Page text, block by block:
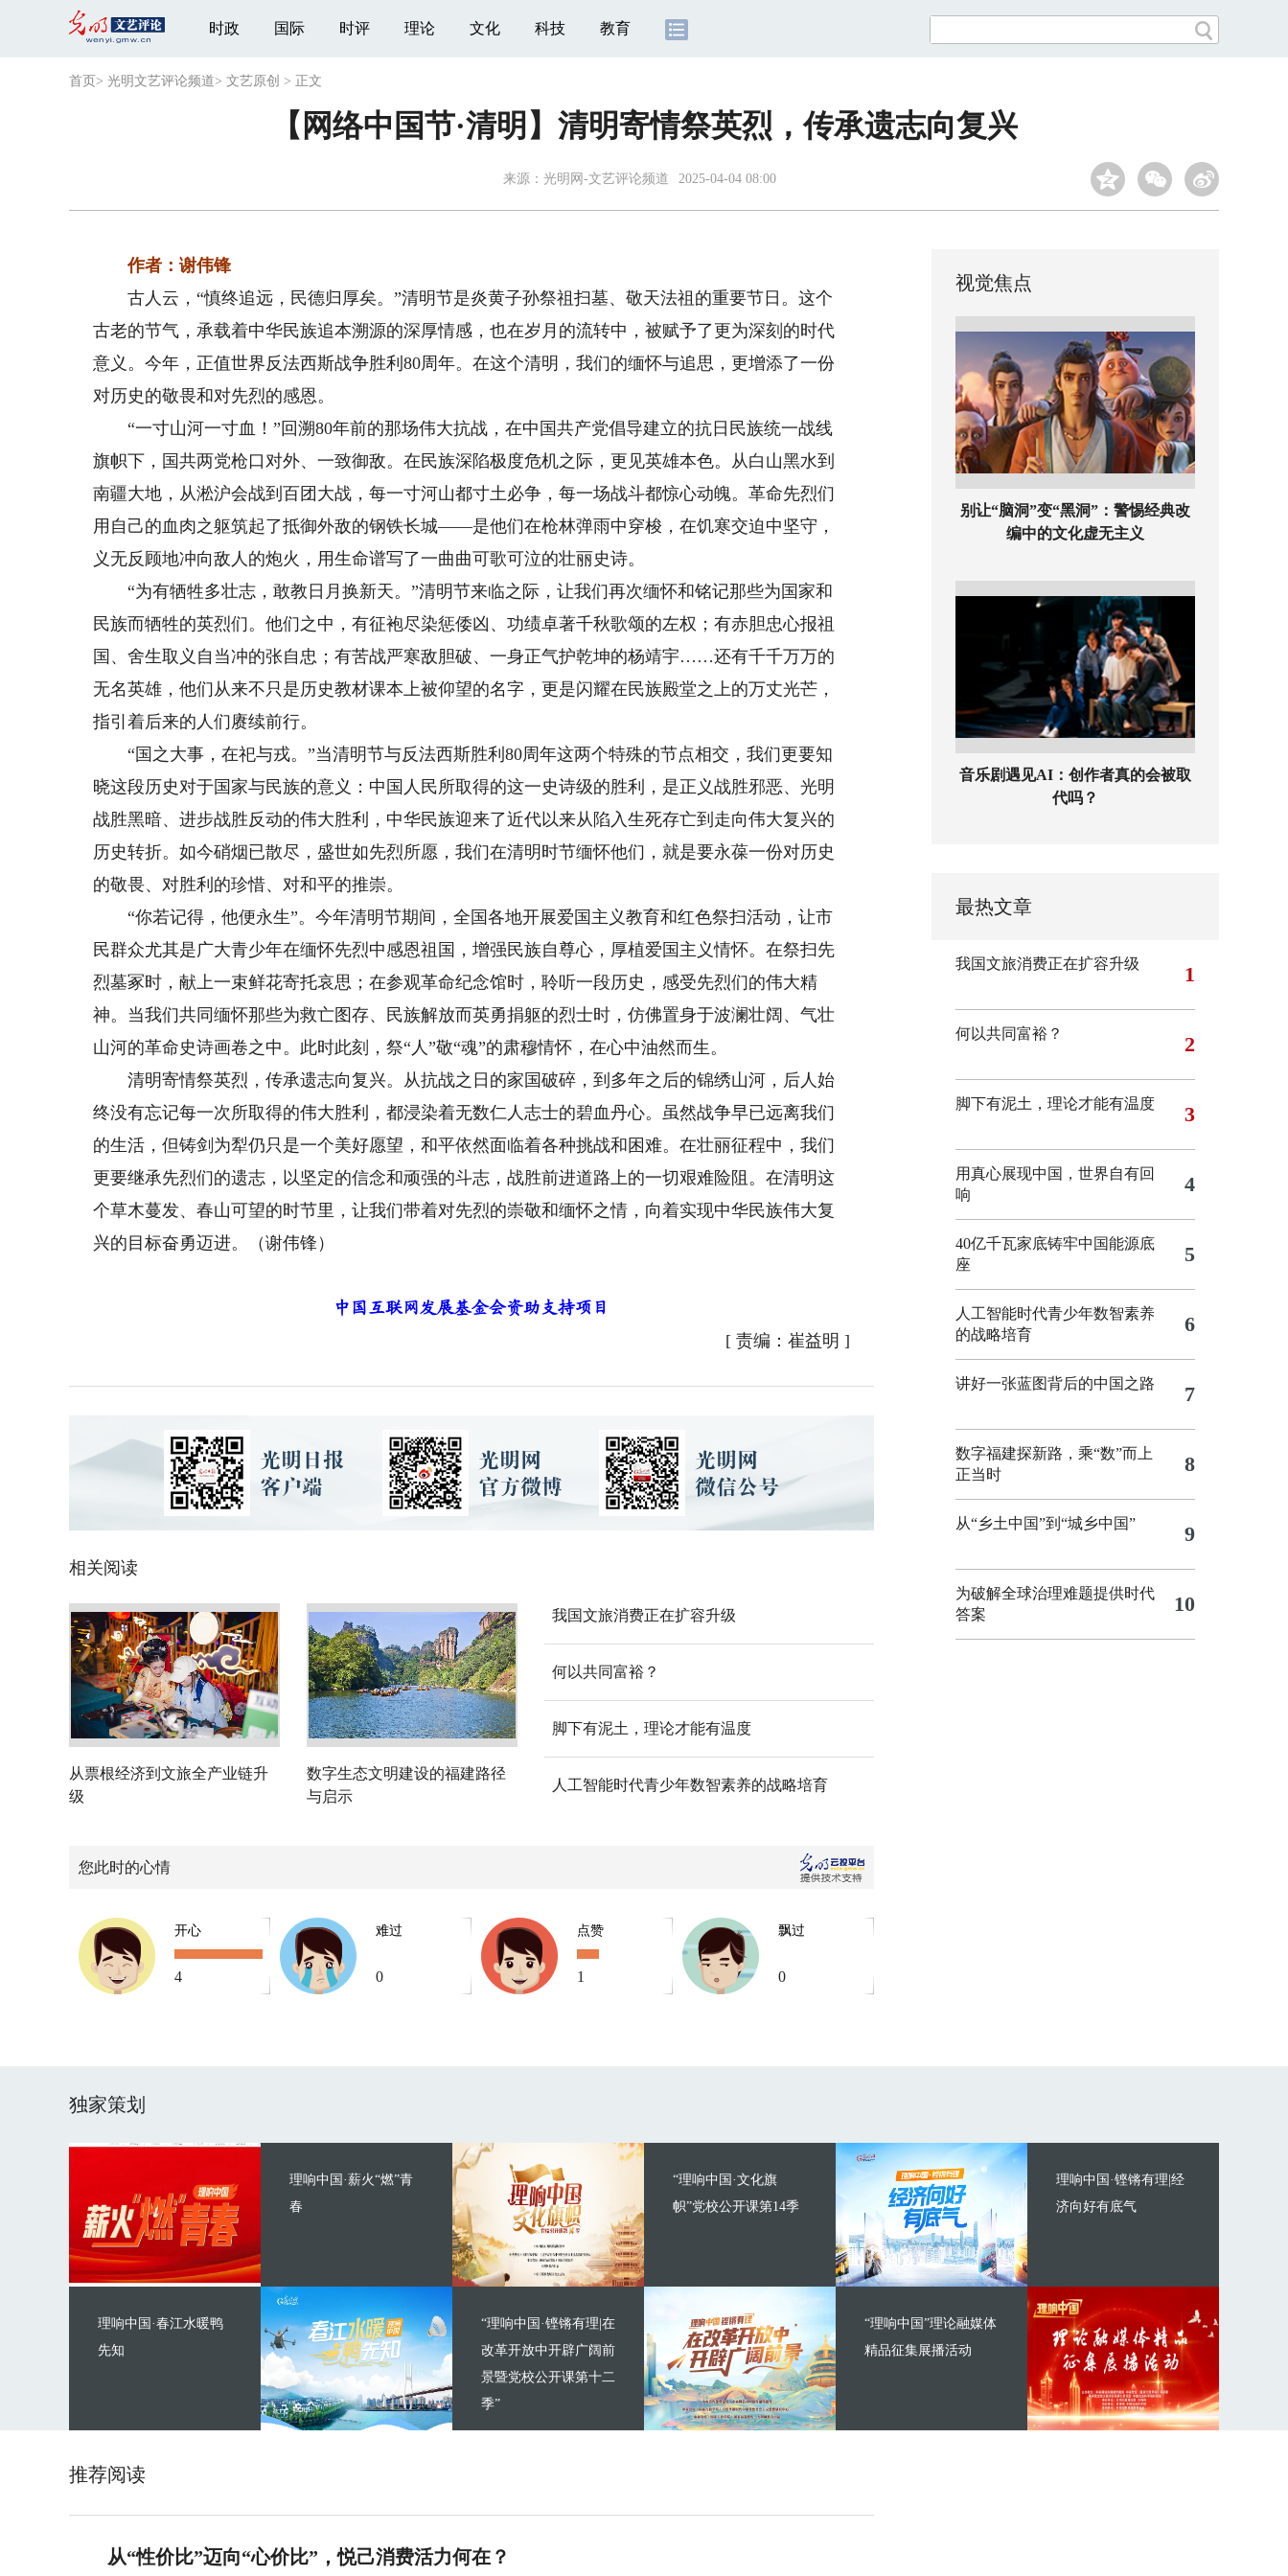
时政 国际 时评 理论 文化 科技 教育
首页 > 光明文艺评论频道> 文艺原创 > 正文
【网络中国节·清明】清明寄情祭英烈，传承遗志向复兴
来源： 光明网-文艺评论频道 2025-04-04 08:00
作者：谢伟锋
古人云，“慎终追远，民德归厚矣。”清明节是炎黄子孙祭祖扫墓、敬天法祖的重要节日。这个
古老的节气，承载着中华民族追本溯源的深厚情感，也在岁月的流转中，被赋予了更为深刻的时代
意义。今年，正值世界反法西斯战争胜利80周年。在这个清明，我们的缅怀与追思，更增添了一份
对历史的敬畏和对先烈的感恩。
“一寸山河一寸血！”回溯80年前的那场伟大抗战，在中国共产党倡导建立的抗日民族统一战线
旗帜下，国共两党枪口对外、一致御敌。在民族深陷极度危机之际，更见英雄本色。从白山黑水到
南疆大地，从淞沪会战到百团大战，每一寸河山都寸土必争，每一场战斗都惊心动魄。革命先烈们
用自己的血肉之躯筑起了抵御外敌的钢铁长城——是他们在枪林弹雨中穿梭，在饥寒交迫中坚守，
义无反顾地冲向敌人的炮火，用生命谱写了一曲曲可歌可泣的壮丽史诗。
“为有牺牲多壮志，敢教日月换新天。”清明节来临之际，让我们再次缅怀和铭记那些为国家和
民族而牺牲的英烈们。他们之中，有征袍尽染惩倭凶、功绩卓著千秋歌颂的左权；有赤胆忠心报祖
国、舍生取义自当冲的张自忠；有苦战严寒敌胆破、一身正气护乾坤的杨靖宇……还有千千万万的
无名英雄，他们从来不只是历史教材课本上被仰望的名字，更是闪耀在民族殿堂之上的万丈光芒，
指引着后来的人们赓续前行。
“国之大事，在祀与戎。”当清明节与反法西斯胜利80周年这两个特殊的节点相交，我们更要知
晓这段历史对于国家与民族的意义：中国人民所取得的这一史诗级的胜利，是正义战胜邪恶、光明
战胜黑暗、进步战胜反动的伟大胜利，中华民族迎来了近代以来从陷入生死存亡到走向伟大复兴的
历史转折。如今硝烟已散尽，盛世如先烈所愿，我们在清明时节缅怀他们，就是要永葆一份对历史
的敬畏、对胜利的珍惜、对和平的推崇。
“你若记得，他便永生”。今年清明节期间，全国各地开展爱国主义教育和红色祭扫活动，让市
民群众尤其是广大青少年在缅怀先烈中感恩祖国，增强民族自尊心，厚植爱国主义情怀。在祭扫先
烈墓冢时，献上一束鲜花寄托哀思；在参观革命纪念馆时，聆听一段历史，感受先烈们的伟大精
神。当我们共同缅怀那些为救亡图存、民族解放而英勇捐躯的烈士时，仿佛置身于波澜壮阔、气壮
山河的革命史诗画卷之中。此时此刻，祭“人”敬“魂”的肃穆情怀，在心中油然而生。
清明寄情祭英烈，传承遗志向复兴。从抗战之日的家国破碎，到多年之后的锦绣山河，后人始
终没有忘记每一次所取得的伟大胜利，都浸染着无数仁人志士的碧血丹心。虽然战争早已远离我们
的生活，但铸剑为犁仍只是一个美好愿望，和平依然面临着各种挑战和困难。在壮丽征程中，我们
更要继承先烈们的遗志，以坚定的信念和顽强的斗志，战胜前进道路上的一切艰难险阻。在清明这
个草木蔓发、春山可望的时节里，让我们带着对先烈的崇敬和缅怀之情，向着实现中华民族伟大复
兴的目标奋勇迈进。（谢伟锋）
中国互联网发展基金会资助支持项目
[ 责编：崔益明 ]
相关阅读
从票根经济到文旅全产业链升
级
数字生态文明建设的福建路径
与启示
我国文旅消费正在扩容升级
何以共同富裕？
脚下有泥土，理论才能有温度
人工智能时代青少年数智素养的战略培育
您此时的心情
开心
4
难过
0
点赞
1
飘过
0
视觉焦点
别让“脑洞”变“黑洞”：警惕经典改
编中的文化虚无主义
音乐剧遇见AI：创作者真的会被取
代吗？
最热文章
我国文旅消费正在扩容升级 1
何以共同富裕？ 2
脚下有泥土，理论才能有温度 3
用真心展现中国，世界自有回
响
4
40亿千瓦家底铸牢中国能源底
座
5
人工智能时代青少年数智素养
的战略培育
6
讲好一张蓝图背后的中国之路 7
数字福建探新路，乘“数”而上
正当时
8
从“乡土中国”到“城乡中国” 9
为破解全球治理难题提供时代
答案
10
独家策划
理响中国·薪火“燃”青
春
理响中国·春江水暖鸭
先知
“理响中国·文化旗
帜”党校公开课第14季
“理响中国·铿锵有理|在
改革开放中开辟广阔前
景暨党校公开课第十二
季”
理响中国·铿锵有理|经
济向好有底气
“理响中国”理论融媒体
精品征集展播活动
推荐阅读
从“性价比”迈向“心价比”，悦己消费活力何在？